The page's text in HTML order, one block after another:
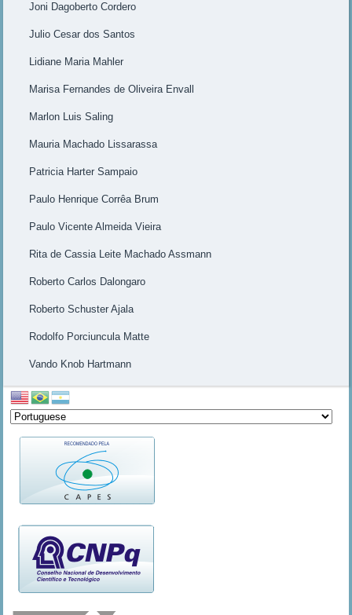
Joni Dagoberto Cordero
Julio Cesar dos Santos
Lidiane Maria Mahler
Marisa Fernandes de Oliveira Envall
Marlon Luis Saling
Mauria Machado Lissarassa
Patricia Harter Sampaio
Paulo Henrique Corrêa Brum
Paulo Vicente Almeida Vieira
Rita de Cassia Leite Machado Assmann
Roberto Carlos Dalongaro
Roberto Schuster Ajala
Rodolfo Porciuncula Matte
Vando Knob Hartmann